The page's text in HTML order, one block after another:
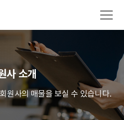
사 소개
원사의 매물을 보실 수 있습니다.